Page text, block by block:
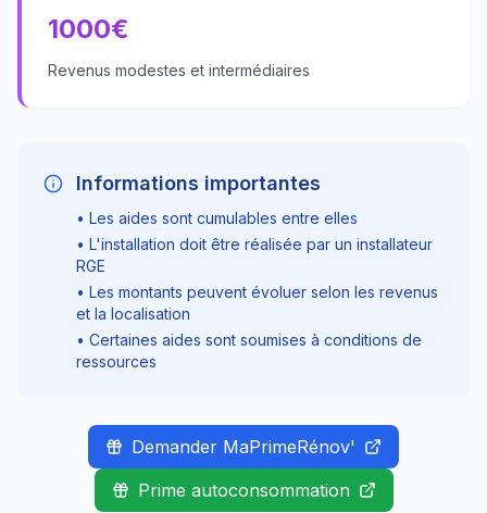
1000€
Revenus modestes et intermédiaires
Informations importantes
• Les aides sont cumulables entre elles
• L'installation doit être réalisée par un installateur
RGE
• Les montants peuvent évoluer selon les revenus
et la localisation
• Certaines aides sont soumises à conditions de
ressources
Demander MaPrimeRénov'
Prime autoconsommation